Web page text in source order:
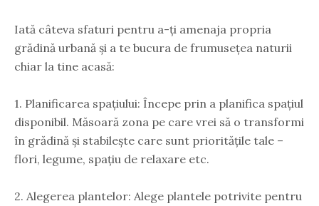
Iată câteva sfaturi pentru a-ți amenaja propria
grădină urbană și a te bucura de frumusețea naturii
chiar la tine acasă:
1. Planificarea spațiului: Începe prin a planifica spațiul
disponibil. Măsoară zona pe care vrei să o transformi
în grădină și stabilește care sunt prioritățile tale –
flori, legume, spațiu de relaxare etc.
2. Alegerea plantelor: Alege plantele potrivite pentru